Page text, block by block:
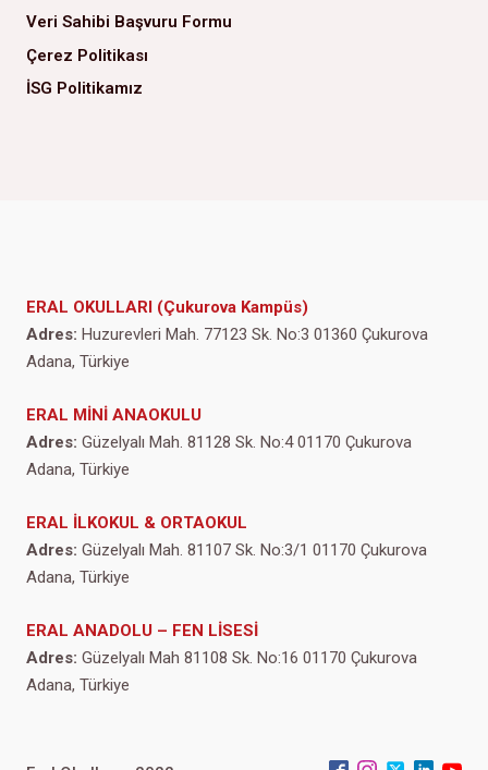
Veri Sahibi Başvuru Formu
Çerez Politikası
İSG Politikamız
ERAL OKULLARI (Çukurova Kampüs)
Adres: Huzurevleri Mah. 77123 Sk. No:3 01360 Çukurova
Adana, Türkiye
ERAL MİNİ ANAOKULU
Adres: Güzelyalı Mah. 81128 Sk. No:4 01170 Çukurova
Adana, Türkiye
ERAL İLKOKUL & ORTAOKUL
Adres: Güzelyalı Mah. 81107 Sk. No:3/1 01170 Çukurova
Adana, Türkiye
ERAL ANADOLU – FEN LİSESİ
Adres: Güzelyalı Mah 81108 Sk. No:16 01170 Çukurova
Adana, Türkiye